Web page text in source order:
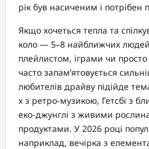
рік був насиченим і потрібен
Якщо хочеться тепла та
коло — 5–8 найближчих
плейлистом, іграми чи
часто запам’ятовується
любителів драйву підійде
х з ретро-музикою, Гетсбі з
еко-джунглі з живими
продуктами. У 2026 році
наприклад, вечірка з